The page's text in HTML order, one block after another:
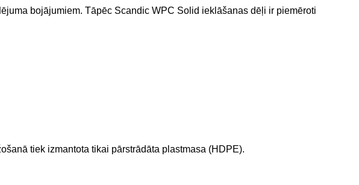
bojājumiem. Tāpēc Scandic WPC Solid ieklāšanas dēļi ir piemēroti
tiek izmantota tikai pārstrādāta plastmasa (HDPE).